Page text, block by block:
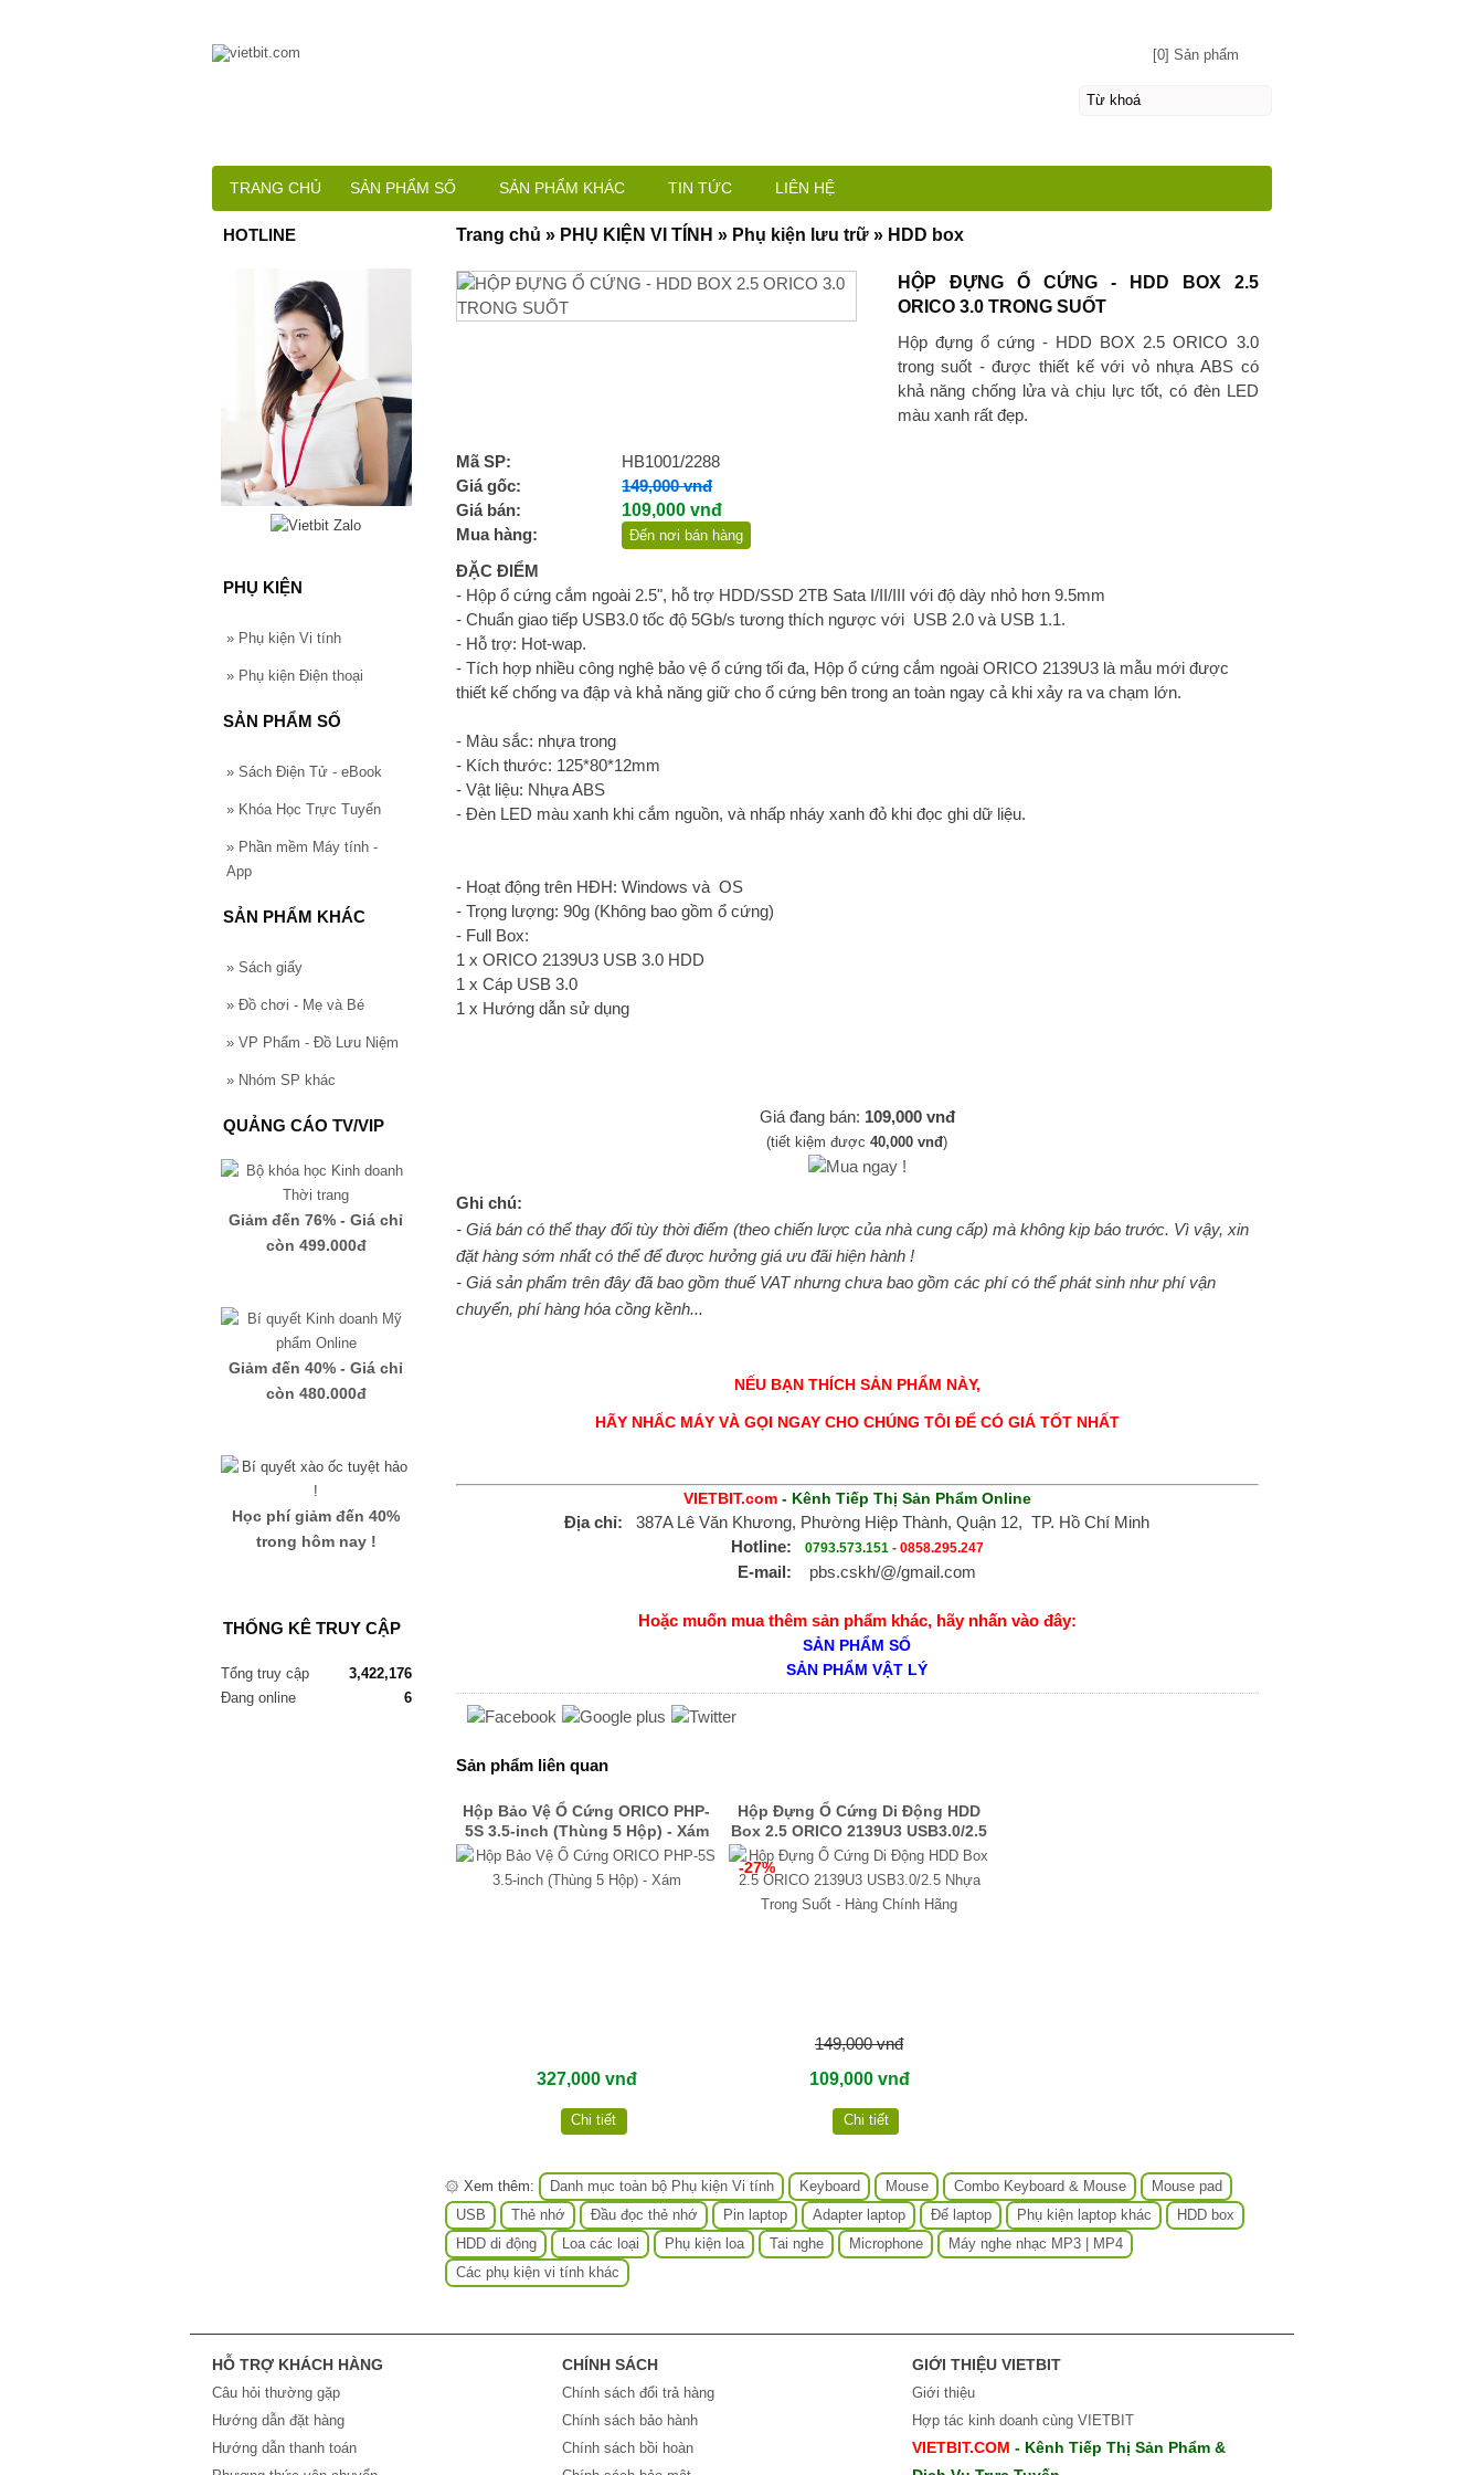
HỘP ĐỰNG Ổ CỨNG - HDD BOX 2.5
ORICO 3.0 TRONG SUỐT
Hộp đựng ổ cứng - HDD BOX 2.5 ORICO 3.0
trong suốt - được thiết kế với vỏ nhựa ABS có
khả năng chống lửa và chịu lực tốt, có đèn LED
màu xanh rất đẹp.
Mã SP:
HB1001/2288
Giá gốc:
149,000 vnđ
Giá bán:
109,000 vnđ
Mua hàng:
Đến nơi bán hàng
ĐẶC ĐIỂM
- Hộp ổ cứng cắm ngoài 2.5", hỗ trợ HDD/SSD 2TB Sata I/II/III với độ dày nhỏ hơn 9.5mm
- Chuẩn giao tiếp USB3.0 tốc độ 5Gb/s tương thích ngược với USB 2.0 và USB 1.1.
- Hỗ trợ: Hot-wap.
- Tích hợp nhiều công nghệ bảo vệ ổ cứng tối đa, Hộp ổ cứng cắm ngoài ORICO 2139U3 là mẫu mới được
thiết kế chống va đập và khả năng giữ cho ổ cứng bên trong an toàn ngay cả khi xảy ra va chạm lớn.
- Màu sắc: nhựa trong
- Kích thước: 125*80*12mm
- Vật liệu: Nhựa ABS
- Đèn LED màu xanh khi cắm nguồn, và nhấp nháy xanh đỏ khi đọc ghi dữ liệu.
- Hoạt động trên HĐH: Windows và OS
- Trọng lượng: 90g (Không bao gồm ổ cứng)
- Full Box:
1 x ORICO 2139U3 USB 3.0 HDD
1 x Cáp USB 3.0
1 x Hướng dẫn sử dụng
Giá đang bán: 109,000 vnđ
(tiết kiệm được40,000 vnđ)
Ghi chú:
- Giá bán có thể thay đổi tùy thời điểm (theo chiến lược của nhà cung cấp) mà không kịp báo trước. Vì vậy, xin
đặt hàng sớm nhất có thể để được hưởng giá ưu đãi hiện hành !
- Giá sản phẩm trên đây đã bao gồm thuế VAT nhưng chưa bao gồm các phí có thể phát sinh như phí vận
chuyển, phí hàng hóa cồng kềnh...
NẾU BẠN THÍCH SẢN PHẨM NÀY,
HÃY NHẤC MÁY VÀ GỌI NGAY CHO CHÚNG TÔI ĐỂ CÓ GIÁ TỐT NHẤT
VIETBIT.com- Kênh Tiếp Thị Sản Phẩm Online
Địa chỉ: 387A Lê Văn Khương, Phường Hiệp Thành, Quận 12, TP. Hồ Chí Minh
Hotline:
0793.573.151- 0858.295.247
E-mail: pbs.cskh/@/gmail.com
Hoặc muốn mua thêm sản phẩm khác, hãy nhấn vào đây:
SẢN PHẨM SỐ
SẢN PHẨM VẬT LÝ
Sản phẩm liên quan
Hộp Bảo Vệ Ổ Cứng ORICO PHP-
5S 3.5-inch (Thùng 5 Hộp) - Xám
327,000 vnđ
Chi tiết
Hộp Đựng Ổ Cứng Di Động HDD
Box 2.5 ORICO 2139U3 USB3.0/2.5
Nhựa Trong Suốt - Hàng Chính
Hãng
-27%
149,000 vnđ
109,000 vnđ
Chi tiết
۞ Xem thêm: Danh mục toàn bộ Phụ kiện Vi tính Keyboard Mouse Combo Keyboard & Mouse
Mouse pad
USB
Thẻ nhớ Đầu đọc thẻ nhớ Pin laptop Adapter laptop Đế laptop Phụ kiện laptop khác
HDD box
HDD di động
Loa các loại Phụ kiện loa Tai nghe Microphone
Máy nghe nhạc MP3 | MP4
Các phụ kiện vi tính khác
Trang chủ » PHỤ KIỆN VI TÍNH » Phụ kiện lưu trữ » HDD box
HOTLINE
PHỤ KIỆN
» Phụ kiện Vi tính
» Phụ kiện Điện thoại
SẢN PHẨM SỐ
» Sách Điện Tử - eBook
» Khóa Học Trực Tuyến
» Phần mềm Máy tính -
App
SẢN PHẨM KHÁC
» Sách giấy
» Đồ chơi - Mẹ và Bé
» VP Phẩm - Đồ Lưu Niệm
» Nhóm SP khác
QUẢNG CÁO TV/VIP
Giảm đến 76% - Giá chỉ
còn 499.000đ
Giảm đến 40% - Giá chỉ
còn 480.000đ
Học phí giảm đến 40%
trong hôm nay !
THỐNG KÊ TRUY CẬP
Tổng truy cập
3,422,176
Đang online
6
[0] Sản phẩm
TRANG CHỦ SẢN PHẨM SỐ SẢN PHẨM KHÁC TIN TỨC LIÊN HỆ
HỖ TRỢ KHÁCH HÀNG
Câu hỏi thường gặp
Hướng dẫn đặt hàng
Hướng dẫn thanh toán
CHÍNH SÁCH
Chính sách đổi trả hàng
Chính sách bảo hành
Chính sách bồi hoàn
GIỚI THIỆU VIETBIT
Giới thiệu
Hợp tác kinh doanh cùng VIETBIT
VIETBIT.COM - Kênh Tiếp Thị Sản Phẩm &